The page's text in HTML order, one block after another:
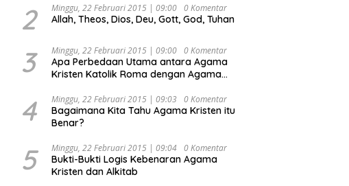
Djojohadikusumo Anti Penjajahan
(Pergolakan Ekonomi Politik Indonesia) &
Undang Perekonomian Nasional dan
Kesejahteraan Sosial dalam Menata
Bangsa Menuju Indonesia Emas 2045”,
2 Minggu, 22 Februari 2015 | 09:00 0 Komentar
Allah, Theos, Dios, Deu, Gott, God, Tuhan
3 Minggu, 22 Februari 2015 | 09:00 0 Komentar
Apa Perbedaan Utama antara Agama
Kristen Katolik Roma dengan Agama
4 Minggu, 22 Februari 2015 | 09:03 0 Komentar
Bagaimana Kita Tahu Agama Kristen itu
Benar?
5 Minggu, 22 Februari 2015 | 09:04 0 Komentar
Bukti-Bukti Logis Kebenaran Agama
Kristen dan Alkitab